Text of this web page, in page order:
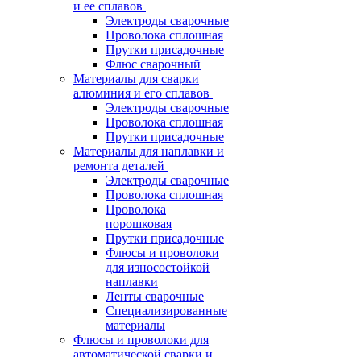
и ее сплавов
Электроды сварочные
Проволока сплошная
Прутки присадочные
Флюс сварочный
Материалы для сварки
алюминия и его сплавов
Электроды сварочные
Проволока сплошная
Прутки присадочные
Материалы для наплавки и
ремонта деталей
Электроды сварочные
Проволока сплошная
Проволока
порошковая
Прутки присадочные
Флюсы и проволоки
для износостойкой
наплавки
Ленты сварочные
Специализированные
материалы
Флюсы и проволоки для
автоматической сварки и